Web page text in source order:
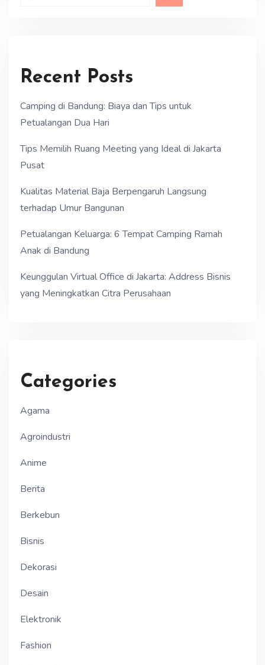
Recent Posts
Camping di Bandung: Biaya dan Tips untuk
Petualangan Dua Hari
Tips Memilih Ruang Meeting yang Ideal di Jakarta
Pusat
Kualitas Material Baja Berpengaruh Langsung
terhadap Umur Bangunan
Petualangan Keluarga: 6 Tempat Camping Ramah
Anak di Bandung
Keunggulan Virtual Office di Jakarta: Address Bisnis
yang Meningkatkan Citra Perusahaan
Categories
Agama
Agroindustri
Anime
Berita
Berkebun
Bisnis
Dekorasi
Desain
Elektronik
Fashion